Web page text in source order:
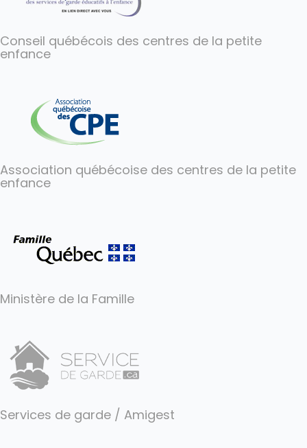
Conseil québécois des centres de la petite
enfance
Association québécoise des centres de la petite
enfance
Ministère de la Famille
Services de garde / Amigest